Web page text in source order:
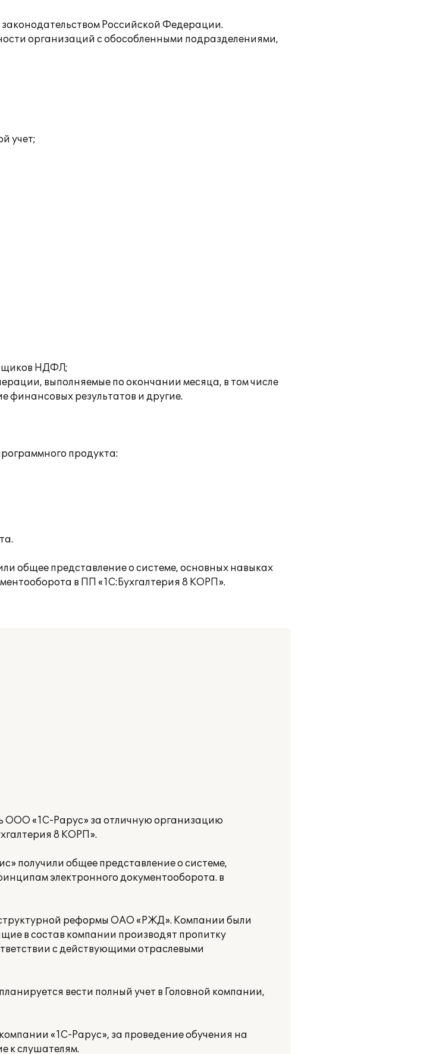
законодательством Российской Федерации.
организаций с обособленными подразделениями,
учет;
НДФЛ;
выполняемые по окончании месяца, в том числе
финансовых результатов и другие.
продукта:
общее представление о системе, основных навыках
в ПП «1С:Бухгалтерия 8 КОРП».
ООО «1С-Рарус» за отличную организацию
8 КОРП».
получили общее представление о системе,
электронного документооборота. в
реформы ОАО «РЖД». Компании были
в состав компании производят пропитку
с действующими отраслевыми
вести полный учет в Головной компании,
«1С-Рарус», за проведение обучения на
к слушателям.